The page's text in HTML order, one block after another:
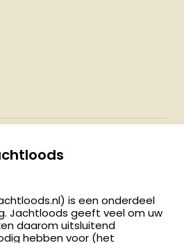
is een onderdeel
Jachtloods geeft veel om uw
daarom uitsluitend
hebben voor (het